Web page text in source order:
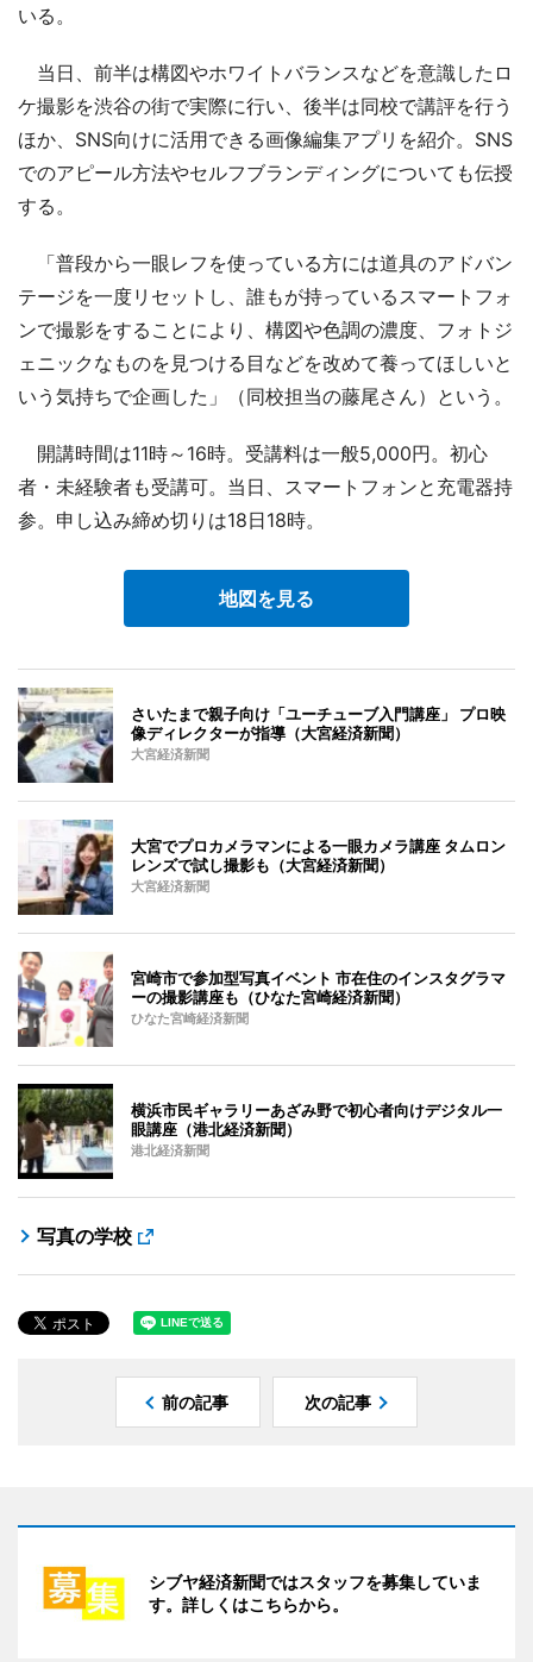
いる。
当日、前半は構図やホワイトバランスなどを意識したロ
ケ撮影を渋谷の街で実際に行い、後半は同校で講評を行う
ほか、SNS向けに活用できる画像編集アプリを紹介。SNS
でのアピール方法やセルフブランディングについても伝授
する。
「普段から一眼レフを使っている方には道具のアドバン
テージを一度リセットし、誰もが持っているスマートフォ
ンで撮影をすることにより、構図や色調の濃度、フォトジ
ェニックなものを見つける目などを改めて養ってほしいと
いう気持ちで企画した」（同校担当の藤尾さん）という。
開講時間は11時～16時。受講料は一般5,000円。初心
者・未経験者も受講可。当日、スマートフォンと充電器持
参。申し込み締め切りは18日18時。
地図を見る
さいたまで親子向け「ユーチューブ入門講座」 プロ映
像ディレクターが指導（大宮経済新聞）
大宮経済新聞
大宮でプロカメラマンによる一眼カメラ講座 タムロン
レンズで試し撮影も（大宮経済新聞）
大宮経済新聞
宮崎市で参加型写真イベント 市在住のインスタグラマ
ーの撮影講座も（ひなた宮崎経済新聞）
ひなた宮崎経済新聞
横浜市民ギャラリーあざみ野で初心者向けデジタル一
眼講座（港北経済新聞）
港北経済新聞
写真の学校
前の記事 次の記事
シブヤ経済新聞ではスタッフを募集していま
す。詳しくはこちらから。